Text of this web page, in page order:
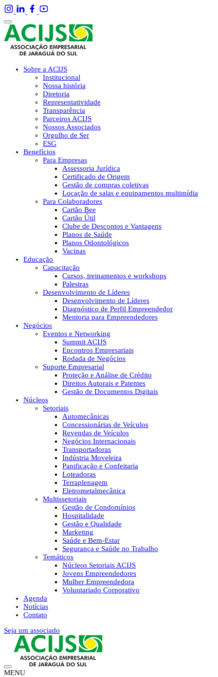
Sobre a ACIJS
Institucional
Nossa história
Diretoria
Representatividade
Transparência
Parceiros ACIJS
Nossos Associados
Orgulho de Ser
ESG
Benefícios
Para Empresas
Assessoria Jurídica
Certificado de Origem
Gestão de compras coletivas
Locação de salas e equipamentos multimídia
Para Colaboradores
Cartão Bee
Cartão Útil
Clube de Descontos e Vantagens
Planos de Saúde
Planos Odontológicos
Vacinas
Educação
Capacitação
Cursos, treinamentos e workshops
Palestras
Desenvolvimento de Líderes
Desenvolvimento de Líderes
Diagnóstico de Perfil Empreendedor
Mentoria para Empreendedores
Negócios
Eventos e Networking
Summit ACIJS
Encontros Empresariais
Rodada de Negócios
Suporte Empresarial
Proteção e Análise de Crédito
Direitos Autorais e Patentes
Gestão de Documentos Digitais
Núcleos
Setoriais
Automecânicas
Concessionárias de Veículos
Revendas de Veículos
Negócios Internacionais
Transportadoras
Indústria Moveleira
Panificação e Confeitaria
Loteadoras
Terraplenagem
Eletrometalmecânica
Multissetoriais
Gestão de Condomínios
Hospitalidade
Gestão e Qualidade
Marketing
Saúde e Bem-Estar
Segurança e Saúde no Trabalho
Temáticos
Núcleos Setoriais ACIJS
Jovens Empreendedores
Mulher Empreendedora
Voluntariado Corporativo
Agenda
Notícias
Contato
Seja um associado
MENU